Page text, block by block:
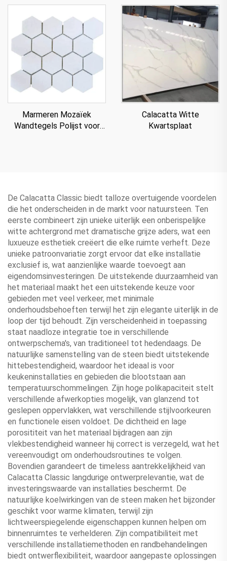
Marmeren Mozaïek
Wandtegels Polijst voor
Calacatta Witte
Kwartsplaat
De Calacatta Classic biedt talloze overtuigende voordelen
die het onderscheiden in de markt voor natuursteen. Ten
eerste combineert zijn unieke uiterlijk een onberispelijke
witte achtergrond met dramatische grijze aders, wat een
luxueuze esthetiek creëert die elke ruimte verheft. Deze
unieke patroonvariatie zorgt ervoor dat elke installatie
exclusief is, wat aanzienlijke waarde toevoegt aan
eigendomsinvesteringen. De uitstekende duurzaamheid van
het materiaal maakt het een uitstekende keuze voor
gebieden met veel verkeer, met minimale
onderhoudsbehoeften terwijl het zijn elegante uiterlijk in de
loop der tijd behoudt. Zijn verscheidenheid in toepassing
staat naadloze integratie toe in verschillende
ontwerpschema's, van traditioneel tot hedendaags. De
natuurlijke samenstelling van de steen biedt uitstekende
hittebestendigheid, waardoor het ideaal is voor
keukeninstallaties en gebieden die blootstaan aan
temperatuurschommelingen. Zijn hoge polikapaciteit stelt
verschillende afwerkopties mogelijk, van glanzend tot
geslepen oppervlakken, wat verschillende stijlvoorkeuren
en functionele eisen voldoet. De dichtheid en lage
porosititeit van het materiaal bijdragen aan zijn
vlekbestendigheid wanneer hij correct is verzegeld, wat het
vereenvoudigt om onderhoudsroutines te volgen.
Bovendien garandeert de timeless aantrekkelijkheid van
Calacatta Classic langdurige ontwerprelevantie, wat de
investeringswaarde van installaties beschermt. De
natuurlijke koelwirkingen van de steen maken het bijzonder
geschikt voor warme klimaten, terwijl zijn
lichtweerspiegelende eigenschappen kunnen helpen om
binnenruimtes te verhelderen. Zijn compatibiliteit met
verschillende installatiemethoden en randbehandelingen
biedt ontwerflexibiliteit, waardoor aangepaste oplossingen